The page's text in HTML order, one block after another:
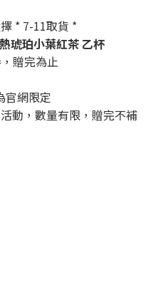
* 7-11取貨 *
熱琥珀小葉紅茶 乙杯
贈完為止
網限定
動，數量有限，贈完不補